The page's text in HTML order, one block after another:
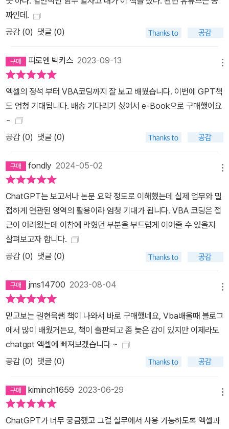
짜인데.
공감 (0) 댓글 (0)
피로엔 박카스 2023-09-13
엑셀의 정석 부터 VBA코딩까지 잘 보고 배웠습니다. 이번에 GPT책
도 엄청 기대됩니다. 배송 기다리기 싫어서 e-Book으로 구매했어요
~
공감 (0) 댓글 (0)
fondly 2024-05-02
ChatGPT는 보고서나 논문 요약 정도로 이해했는데 실제 업무와 밀
접하게 연관된 영역의 활용이라 엄청 기대가 됩니다. VBA 코딩은 접
근이 어려웠는데 이참에 막혔던 부분을 부드럽게 이어줄 수 있을지
살펴보고자 합니다.
공감 (0) 댓글 (0)
jms14700 2023-08-04
믿고보는 권현욱쌤 책이 나와서 바로 구매했네요, Vba배울때 블로그
에서 많이 배웠거든요, 책이 출판되고 좀 늦은 감이 있지만 이제라도
chatgpt 엑셀에 빠져보겠습니다 ~
공감 (0) 댓글 (0)
kiminch1659 2023-06-29
ChatGPT가 너무 궁금했고 그걸 실무에서 사용 가능하도록 엑셀과